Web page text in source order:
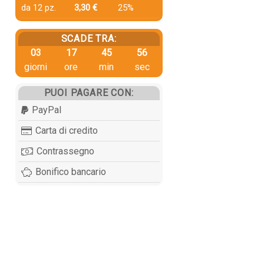
da 12 pz.
3,30 € 25%
SCADE TRA:
03
giorni
17
ore
45
min
55
sec
PUOI PAGARE CON:
PayPal
Carta di credito
Contrassegno
Bonifico bancario